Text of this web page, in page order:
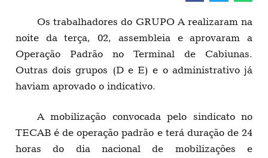
Os trabalhadores do GRUPO A realizaram na
noite da terça, 02, assembleia e aprovaram a
Operação Padrão no Terminal de Cabiunas.
Outras dois grupos (D e E) e o administrativo já
haviam aprovado o indicativo.
A mobilização convocada pelo sindicato no
TECAB é de operação padrão e terá duração de 24
horas do dia nacional de mobilizações e